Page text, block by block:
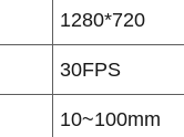
1280*720
30FPS
10~100mm